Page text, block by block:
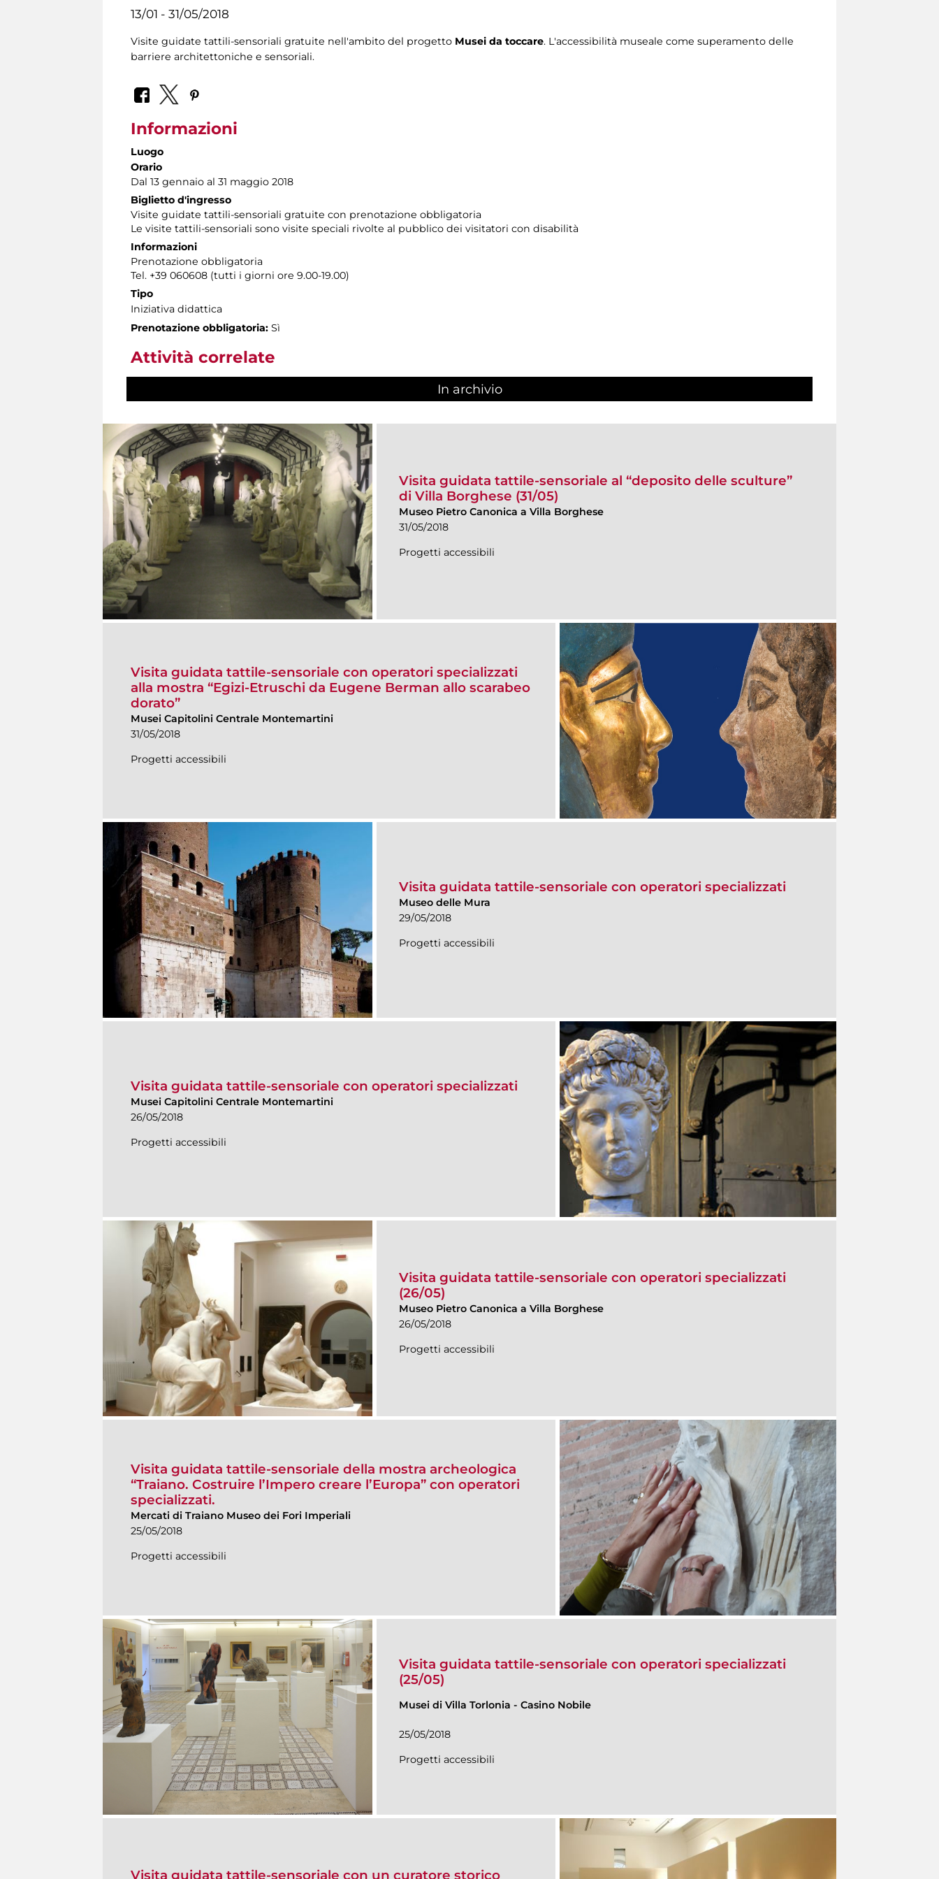
13/01 - 31/05/2018
Visite guidate tattili-sensoriali gratuite nell'ambito del progetto Musei da toccare. L'accessibilità museale come superamento delle
barriere architettoniche e sensoriali.
Informazioni
Luogo
Orario
Dal 13 gennaio al 31 maggio 2018
Biglietto d'ingresso
Visite guidate tattili-sensoriali gratuite con prenotazione obbligatoria
Le visite tattili-sensoriali sono visite speciali rivolte al pubblico dei visitatori con disabilità
Informazioni
Prenotazione obbligatoria
Tel. +39 060608 (tutti i giorni ore 9.00-19.00)
Tipo
Iniziativa didattica
Prenotazione obbligatoria: Sì
Attività correlate
In archivio
Visita guidata tattile-sensoriale al “deposito delle sculture”
di Villa Borghese (31/05)
Museo Pietro Canonica a Villa Borghese
31/05/2018
Progetti accessibili
Visita guidata tattile-sensoriale con operatori specializzati
alla mostra “Egizi-Etruschi da Eugene Berman allo scarabeo
dorato”
Musei Capitolini Centrale Montemartini
31/05/2018
Progetti accessibili
Visita guidata tattile-sensoriale con operatori specializzati
Museo delle Mura
29/05/2018
Progetti accessibili
Visita guidata tattile-sensoriale con operatori specializzati
Musei Capitolini Centrale Montemartini
26/05/2018
Progetti accessibili
Visita guidata tattile-sensoriale con operatori specializzati
(26/05)
Museo Pietro Canonica a Villa Borghese
26/05/2018
Progetti accessibili
Visita guidata tattile-sensoriale della mostra archeologica
“Traiano. Costruire l’Impero creare l’Europa” con operatori
specializzati.
Mercati di Traiano Museo dei Fori Imperiali
25/05/2018
Progetti accessibili
Visita guidata tattile-sensoriale con operatori specializzati
(25/05)
Musei di Villa Torlonia - Casino Nobile
25/05/2018
Progetti accessibili
Visita guidata tattile-sensoriale con un curatore storico